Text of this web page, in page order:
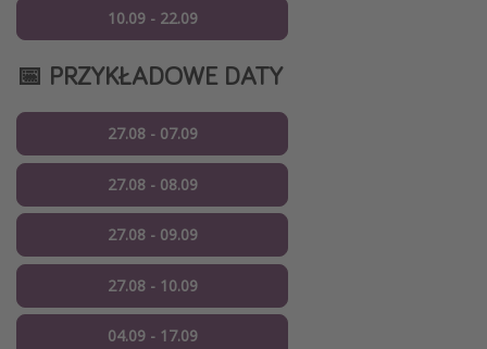
10.09 - 22.09
📅 PRZYKŁADOWE DATY
27.08 - 07.09
27.08 - 08.09
27.08 - 09.09
27.08 - 10.09
04.09 - 17.09